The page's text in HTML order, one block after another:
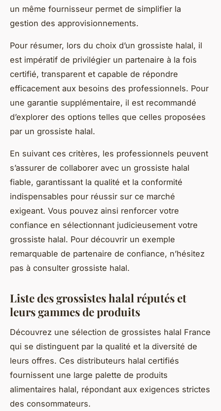
un même fournisseur permet de simplifier la
gestion des approvisionnements.
Pour résumer, lors du choix d’un grossiste halal, il
est impératif de privilégier un partenaire à la fois
certifié, transparent et capable de répondre
efficacement aux besoins des professionnels. Pour
une garantie supplémentaire, il est recommandé
d’explorer des options telles que celles proposées
par un grossiste halal.
En suivant ces critères, les professionnels peuvent
s’assurer de collaborer avec un grossiste halal
fiable, garantissant la qualité et la conformité
indispensables pour réussir sur ce marché
exigeant. Vous pouvez ainsi renforcer votre
confiance en sélectionnant judicieusement votre
grossiste halal. Pour découvrir un exemple
remarquable de partenaire de confiance, n’hésitez
pas à consulter grossiste halal.
Liste des grossistes halal réputés et
leurs gammes de produits
Découvrez une sélection de grossistes halal France
qui se distinguent par la qualité et la diversité de
leurs offres. Ces distributeurs halal certifiés
fournissent une large palette de produits
alimentaires halal, répondant aux exigences strictes
des consommateurs.